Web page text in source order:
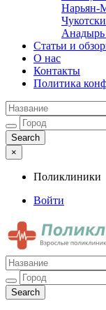
Нарьян-
Анадырь
Статьи и
О нас
Контакты
Политика
×
Поликлиники
Войти
Поликлиники
Взрослые